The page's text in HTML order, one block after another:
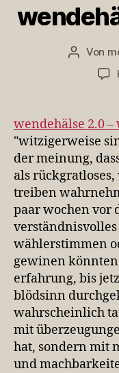
Von
wendehälse 2.0
"witzigerweise
der meinung,
als
treiben
paar wochen vor
verständnisvolles
wählerstimmen
gewinen
erfahrung, bis
blödsinn
wahrscheinlich
mit
hat, sondern mit
und